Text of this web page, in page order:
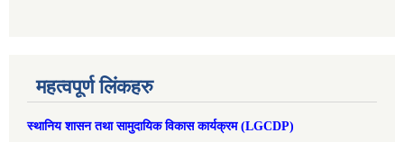
महत्वपूर्ण लिंकहरु
स्थानिय शासन तथा सामुदायिक विकास कार्यक्रम (LGCDP)